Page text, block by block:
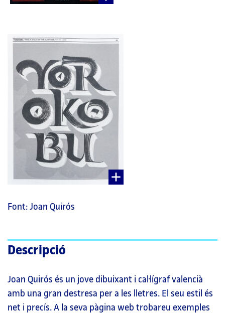
Font: Joan Quirós
Descripció
Joan Quirós és un jove dibuixant i cal·lígraf valencià
amb una gran destresa per a les lletres. El seu estil és
net i precís. A la seva pàgina web trobareu exemples